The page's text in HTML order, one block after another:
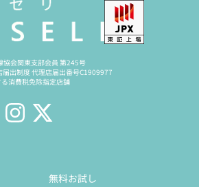
協会関東支部会員 第245号
届出制度 代理店届出番号C1909977
消費税免除指定店舗
無料お試し